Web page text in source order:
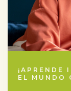
¡APRENDE
EL MUNDO